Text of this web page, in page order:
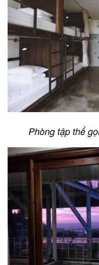
Phòng tập thể